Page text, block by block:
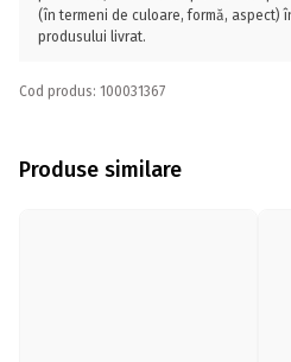
(în termeni de culoare, formă, aspect)
produsului livrat.
Cod produs: 100031367
Produse similare